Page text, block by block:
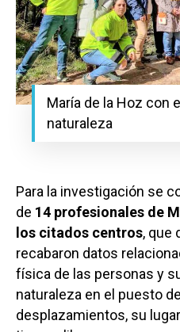
María de la Hoz con
naturaleza
Para la investigación se
de 14 profesionales de
los citados centros, que
recabaron datos
física de las personas y
naturaleza en el puesto
desplazamientos, su